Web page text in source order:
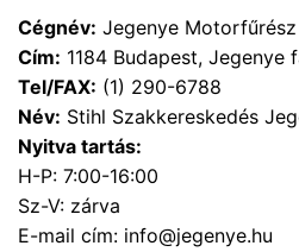
Cégnév: Jegenye
Cím: 1184 Budapest, Jegenye
Tel/FAX: (1) 290-6788
Név: Stihl Szakkereskedés
Nyitva tartás:
H-P: 7:00-16:00
Sz-V: zárva
E-mail cím: info@jegenye.hu